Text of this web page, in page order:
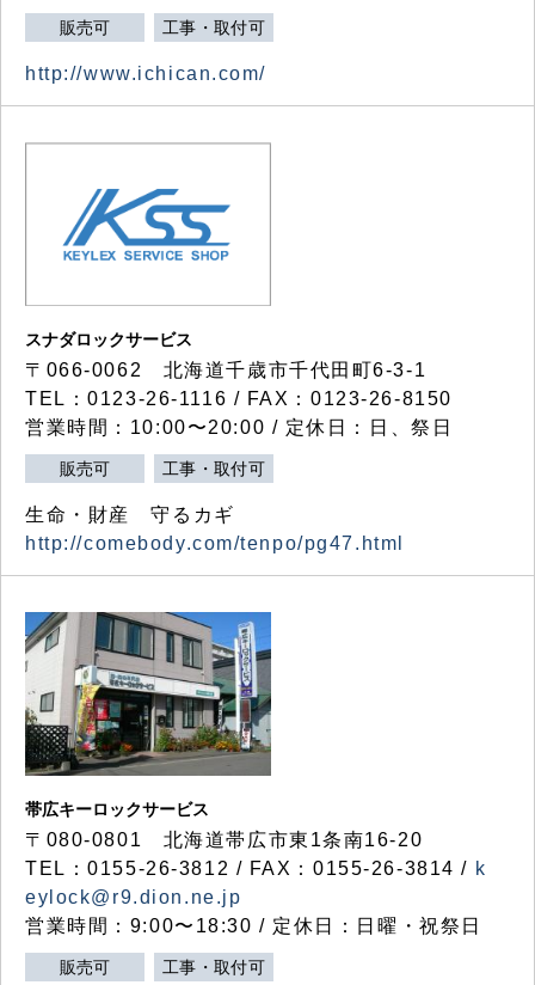
販売可 工事・取付可
http://www.ichican.com/
スナダロックサービス
〒066-0062 北海道千歳市千代田町6-3-1
TEL：0123-26-1116 / FAX：0123-26-8150
営業時間：10:00〜20:00 / 定休日：日、祭日
販売可 工事・取付可
生命・財産 守るカギ
http://comebody.com/tenpo/pg47.html
帯広キーロックサービス
〒080-0801 北海道帯広市東1条南16-20
TEL：0155-26-3812 / FAX：0155-26-3814 / k
eylock@r9.dion.ne.jp
営業時間：9:00〜18:30 / 定休日：日曜・祝祭日
販売可 工事・取付可